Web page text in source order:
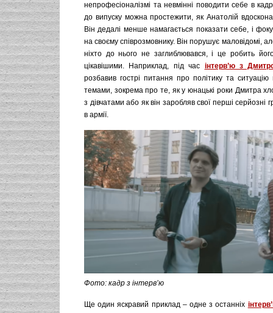
непрофесіоналізмі та невмінні поводити себе в
до випуску можна простежити, як Анатолій
Він дедалі менше намагається показати себе, і
на своєму співрозмовнику. Він порушує маловідомі,
ніхто до нього не заглиблювався, і це робить
цікавішими. Наприклад, під час інтерв’ю з
розбавив гострі питання про політику та ситуацію
темами, зокрема про те, як у юнацькі роки Дмитра
з дівчатами або як він заробляв свої перші серйозні
в армії.
Фото: кадр з інтерв’ю
Ще один яскравий приклад – одне з останніх